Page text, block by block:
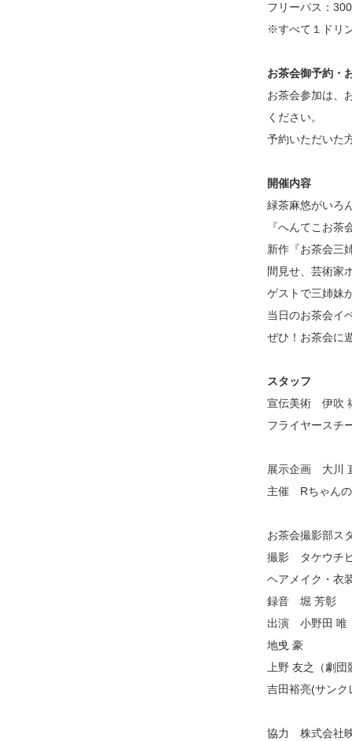
フリーパス：
※すべて１ドリ
お茶会御予約・
お茶会参加は、
ください。
予約いただいた
開催内容
緑茶麻悠がいろ
『へんてこお
新作『お茶会三
間見せ、芸術家
ゲストで三姉妹
当日のお茶会イ
ぜひ！お茶会に
スタッフ
宣伝美術 伊吹
フライヤースチ
展示企画 大川
主催 Rちゃん
お茶会撮影部ス
撮影 タケウチ
ヘアメイク・衣
録音 堀 芳彰
出演 小野田 唯
地曵 豪
上野 友之（劇
吉田裕亮(サンク
協力 株式会社